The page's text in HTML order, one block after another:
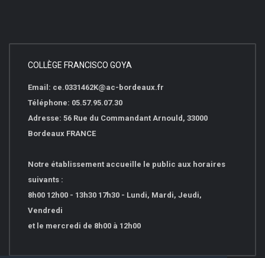
COLLÈGE FRANCISCO GOYA
Email: ce.0331462K@ac-bordeaux.fr
Téléphone: 05.57.95.07.30
Adresse: 56 Rue du Commandant Arnould, 33000
Bordeaux FRANCE
Notre établissement accueille le public aux horaires
suivants :
8h00 12h00 - 13h30 17h30 - Lundi, Mardi, Jeudi,
Vendredi
et le mercredi de 8h00 à 12h00